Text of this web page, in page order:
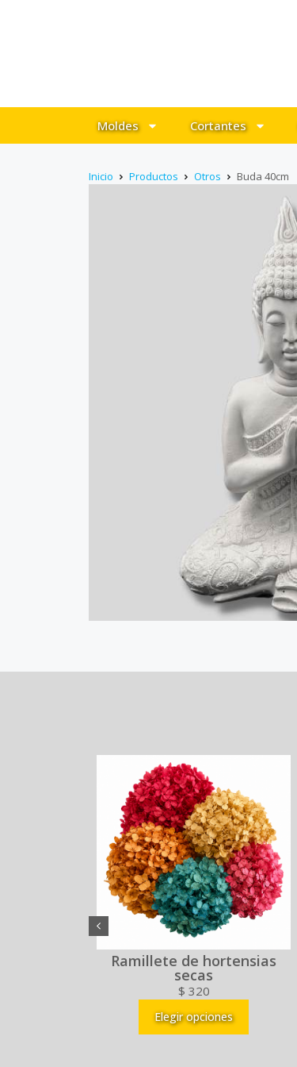
Moldes Cortantes
Inicio Productos Otros Buda 40cm
Ramillete de hortensias
secas
$ 320
Elegir opciones